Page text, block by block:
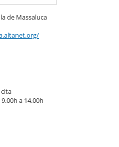
de Massaluca
a 14.00h